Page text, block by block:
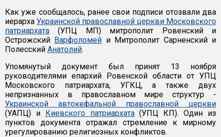
Как уже сообщалось, ранее свои подписи отозвали два
иерарха Украинской православной церкви Московского
патриархата (УПЦ МП) митрополит Ровенский и
Острожский Варфоломей и Митрополит Сарненский и
Полесский Анатолий.
Упомянутый документ был принят 13 ноября
руководителями епархий Ровенской области от УПЦ
Московского патриархата, УГКЦ, а также двух
непризнанных в православном мире структур -
Украинской автокефальной православной церкви
(УАПЦ) и Киевского патриархата(УПЦ КП). Один из
пунктов документа отражал стремление к мирному
урегулированию религиозных конфликтов.